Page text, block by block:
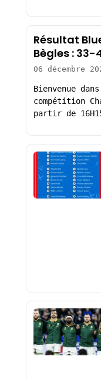
Résultat
Bègles :
06 décembre
Bienvenue
compétition
partir de